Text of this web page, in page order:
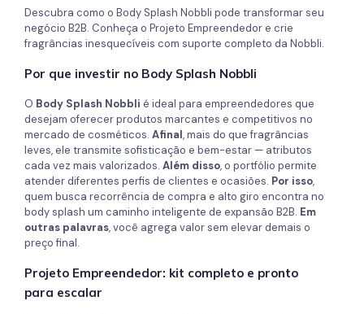
Descubra como o Body Splash Nobbli pode transformar seu
negócio B2B. Conheça o Projeto Empreendedor e crie
fragrâncias inesquecíveis com suporte completo da Nobbli.
Por que investir no Body Splash Nobbli
O Body Splash Nobbli é ideal para empreendedores que
desejam oferecer produtos marcantes e competitivos no
mercado de cosméticos. Afinal, mais do que fragrâncias
leves, ele transmite sofisticação e bem-estar — atributos
cada vez mais valorizados. Além disso, o portfólio permite
atender diferentes perfis de clientes e ocasiões. Por isso,
quem busca recorrência de compra e alto giro encontra no
body splash um caminho inteligente de expansão B2B. Em
outras palavras, você agrega valor sem elevar demais o
preço final.
Projeto Empreendedor: kit completo e pronto
para escalar